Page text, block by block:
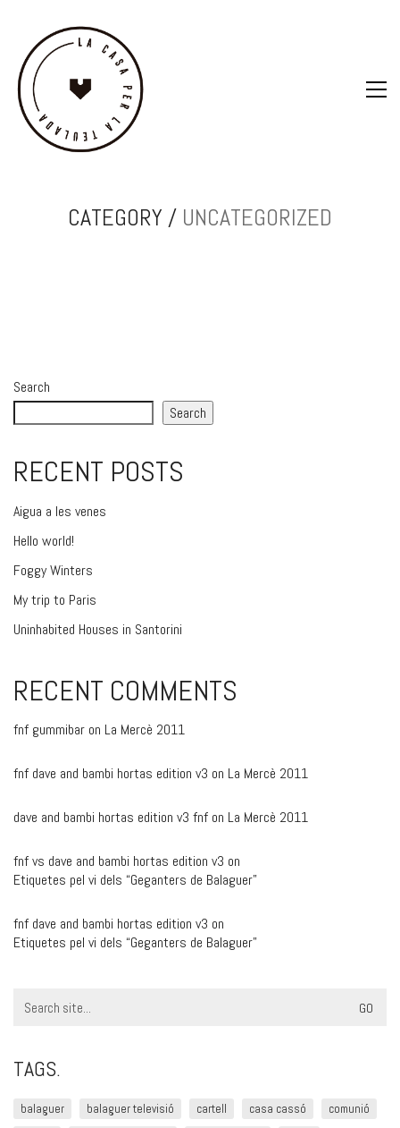
CATEGORY / UNCATEGORIZED
Search
Search
RECENT POSTS
Aigua a les venes
Hello world!
Foggy Winters
My trip to Paris
Uninhabited Houses in Santorini
RECENT COMMENTS
fnf gummibar on La Mercè 2011
fnf dave and bambi hortas edition v3 on La Mercè 2011
dave and bambi hortas edition v3 fnf on La Mercè 2011
fnf vs dave and bambi hortas edition v3 on
Etiquetes pel vi dels “Geganters de Balaguer”
fnf dave and bambi hortas edition v3 on
Etiquetes pel vi dels “Geganters de Balaguer”
for:
TAGS.
balaguer balaguer televisió cartell casa cassó
comunió